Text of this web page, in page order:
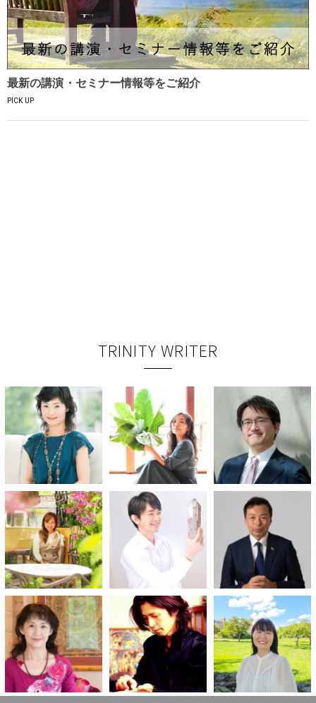
最新の講演・セミナー情報等をご紹介
PICK UP
TRINITY WRITER